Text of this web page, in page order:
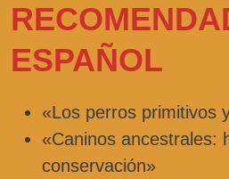
ESPAÑOL
«Los perros primitivos
«Caninos ancestrales:
conservación»